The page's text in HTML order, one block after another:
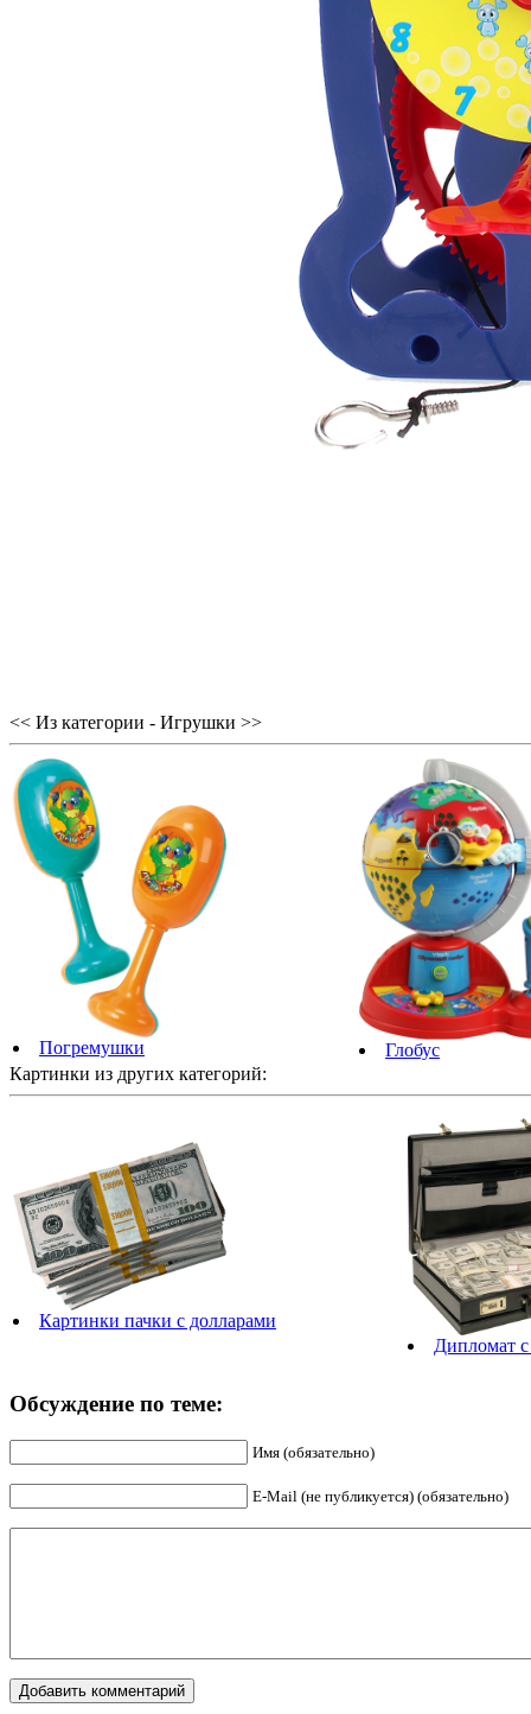
<< Из категории - Игрушки >>
Погремушки
Глобус
Картинки из других категорий:
Картинки пачки с долларами
Дипломат
Обсуждение по теме:
Имя (обязательно)
E-Mail (не публикуется) (обязательно)